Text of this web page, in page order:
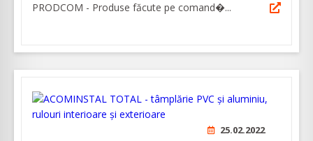
PRODCOM - Produse făcute pe comand�...
25.02.2022